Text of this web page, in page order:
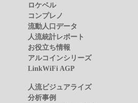
ロケベル
コンプレノ
流動人口データ
人流統計レポート
お役立ち情報
アルコインシリーズ
LinkWiFi AGP
人流ビジュアライズ
分析事例